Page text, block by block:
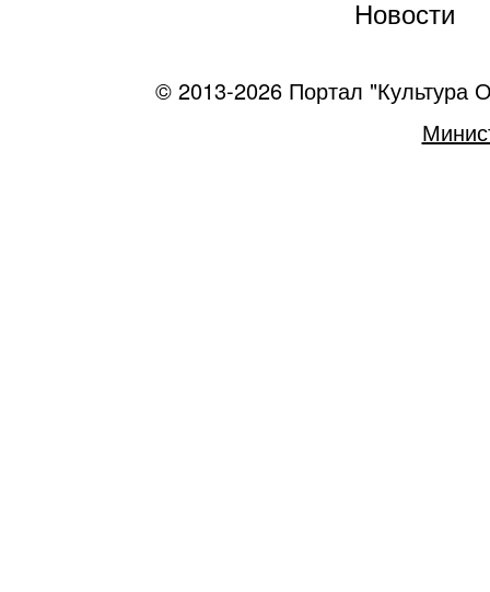
Новости
© 2013-2026 Портал "Культура